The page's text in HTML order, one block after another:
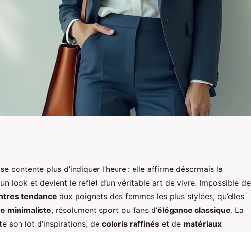
conseils de
briller au
contente plus d’indiquer l’heure : elle affirme désormais la
look et devient le reflet d’un véritable art de vivre. Impossible de
tendance aux poignets des femmes les plus stylées, qu’elles
minimaliste, résolument sport ou fans d’élégance classique. La
son lot d’inspirations, de coloris raffinés et de matériaux